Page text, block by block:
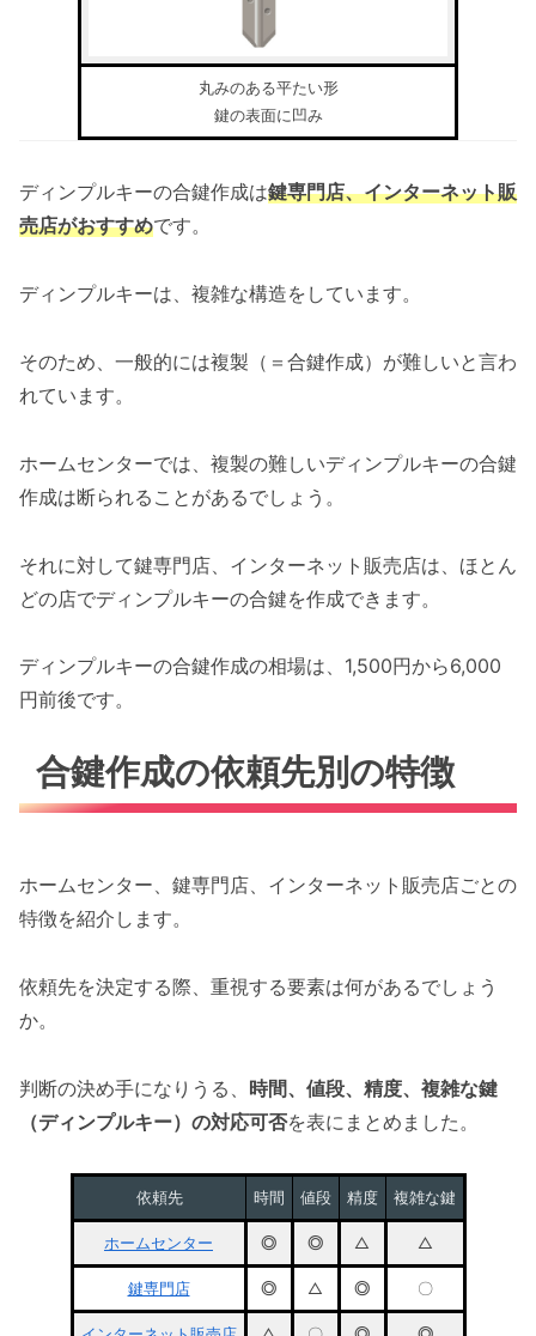
丸みのある平たい形
鍵の表面に凹み
ディンプルキーの合鍵作成は鍵専門店、インターネット販
売店がおすすめです。
ディンプルキーは、複雑な構造をしています。
そのため、一般的には複製（＝合鍵作成）が難しいと言わ
れています。
ホームセンターでは、複製の難しいディンプルキーの合鍵
作成は断られることがあるでしょう。
それに対して鍵専門店、インターネット販売店は、ほとん
どの店でディンプルキーの合鍵を作成できます。
ディンプルキーの合鍵作成の相場は、1,500円から6,000
円前後です。
合鍵作成の依頼先別の特徴
ホームセンター、鍵専門店、インターネット販売店ごとの
特徴を紹介します。
依頼先を決定する際、重視する要素は何があるでしょう
か。
判断の決め手になりうる、 時間、値段、精度、複雑な鍵
（ディンプルキー）の対応可否を表にまとめました。
依頼先 時間 値段 精度 複雑な鍵
ホームセンター ◎ ◎ △ △
鍵専門店 ◎ △ ◎ 〇